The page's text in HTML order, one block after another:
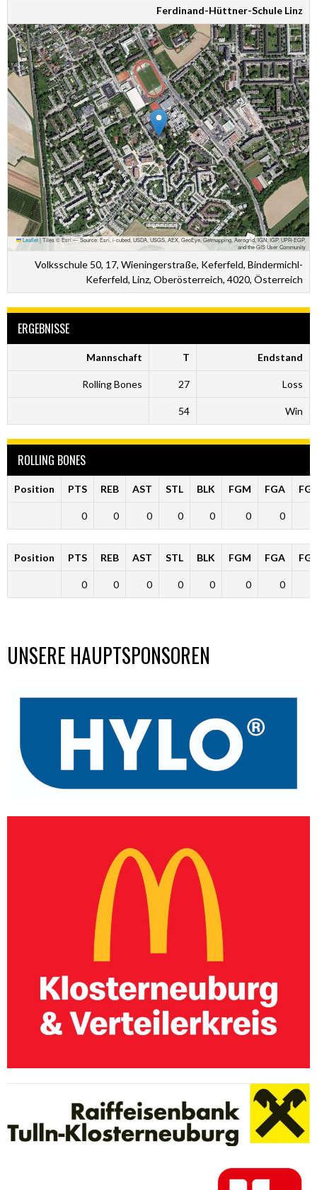
Ferdinand-Hüttner-Schule Linz
Leaflet|Tiles © Esri — Source: Esri, i-cubed, USDA, USGS, AEX, GeoEye, Getmapping, Aerogrid, IGN, IGP, UPR-EGP,
and the GIS User Community
Volksschule 50, 17, Wieningerstraße, Keferfeld, Bindermichl-
Keferfeld, Linz, Oberösterreich, 4020, Österreich
ERGEBNISSE
Mannschaft T Endstand
Rolling Bones 27 Loss
54 Win
ROLLING BONES
Position PTS REB AST STL BLK FGM FGA
0 0 0 0 0 0 0
Position PTS REB AST STL BLK FGM FGA
0 0 0 0 0 0 0
UNSERE HAUPTSPONSOREN